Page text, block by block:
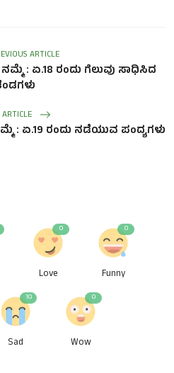
ARTICLE
: ಏ.18 ರಂದು ಗೆಲುವು ಸಾಧಿಸಿದ
: ಏ.19 ರಂದು ನಡೆಯುವ ಪಂದ್ಯಗಳು
Love
0
Funny
0
Sad
10
Wow
0